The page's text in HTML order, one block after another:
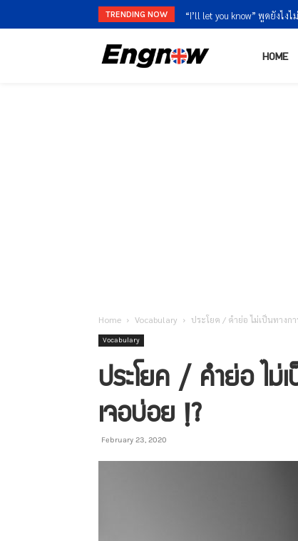
TRENDING NOW “I’ll let you know” พูดยังไงไม่
“I’m finished” vs “I’m
HOME
Home Vocabulary ประโยค / คำย่อ ไม่เป็นทางก
Vocabulary
ประโยค / คำย่อ ไม่
เจอบ่อย !?
February 23, 2020